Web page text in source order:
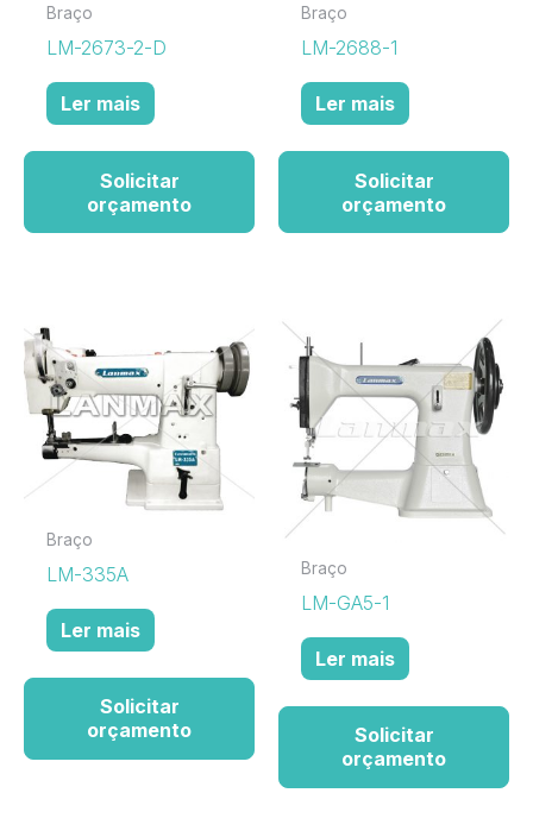
Braço
LM-2673-2-D
Ler mais
Solicitar
orçamento
Braço
LM-2688-1
Ler mais
Solicitar
orçamento
Braço
LM-335A
Ler mais
Solicitar
orçamento
Braço
LM-GA5-1
Ler mais
Solicitar
orçamento